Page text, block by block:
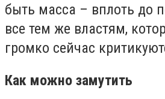
быть масса – вплоть до
все тем же властям,
громко сейчас
Как можно замутить